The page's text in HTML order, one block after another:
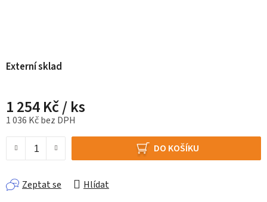
Externí sklad
1 254 Kč/ ks
1 036 Kč bez DPH
DO KOŠÍKU
Zeptat se Hlídat